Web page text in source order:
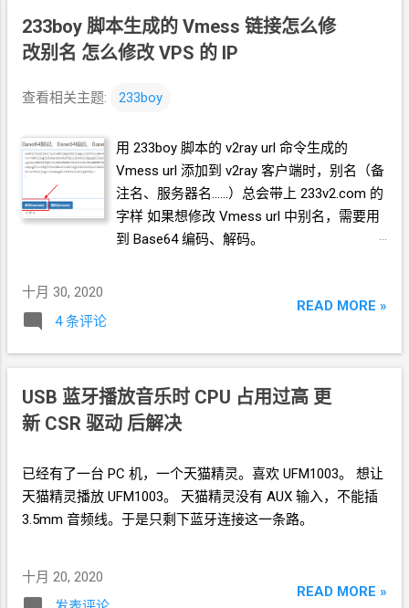
233boy 脚本生成的 Vmess 链接怎么修
改别名 怎么修改 VPS 的 IP
查看相关主题: 233boy
用 233boy 脚本的 v2ray url 命令生成的
Vmess url 添加到 v2ray 客户端时，别名（备
注名、服务器名……）总会带上 233v2.com 的
字样 如果想修改 Vmess url 中别名，需要用
到 Base64 编码、解码。
十月 30, 2020
4 条评论
READ MORE »
USB 蓝牙播放音乐时 CPU 占用过高 更
新 CSR 驱动 后解决
已经有了一台 PC 机，一个天猫精灵。喜欢 UFM1003。 想让
天猫精灵播放 UFM1003。 天猫精灵没有 AUX 输入，不能插
3.5mm 音频线。于是只剩下蓝牙连接这一条路。
十月 20, 2020
READ MORE »